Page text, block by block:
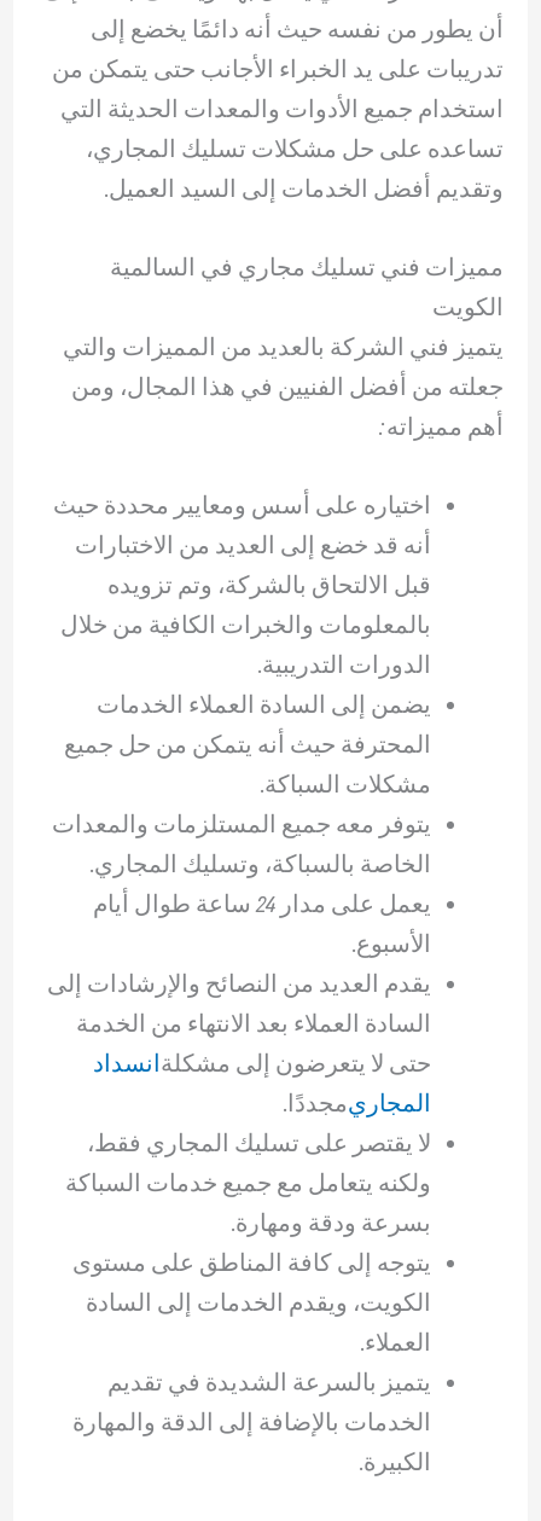
أن يطور من نفسه حيث أنه دائمًا يخضع إلى
تدريبات على يد الخبراء الأجانب حتى يتمكن من
استخدام جميع الأدوات والمعدات الحديثة التي
تساعده على حل مشكلات تسليك المجاري،
وتقديم أفضل الخدمات إلى السيد العميل.
مميزات فني تسليك مجاري في السالمية
الكويت
يتميز فني الشركة بالعديد من المميزات والتي
جعلته من أفضل الفنيين في هذا المجال، ومن
أهم مميزاته:
اختياره على أسس ومعايير محددة حيث
أنه قد خضع إلى العديد من الاختبارات
قبل الالتحاق بالشركة، وتم تزويده
بالمعلومات والخبرات الكافية من خلال
الدورات التدريبية.
يضمن إلى السادة العملاء الخدمات
المحترفة حيث أنه يتمكن من حل جميع
مشكلات السباكة.
يتوفر معه جميع المستلزمات والمعدات
الخاصة بالسباكة، وتسليك المجاري.
يعمل على مدار 24 ساعة طوال أيام
الأسبوع.
يقدم العديد من النصائح والإرشادات إلى
السادة العملاء بعد الانتهاء من الخدمة
حتى لا يتعرضون إلى مشكلةانسداد
المجاريمجددًا.
لا يقتصر على تسليك المجاري فقط،
ولكنه يتعامل مع جميع خدمات السباكة
بسرعة ودقة ومهارة.
يتوجه إلى كافة المناطق على مستوى
الكويت، ويقدم الخدمات إلى السادة
العملاء.
يتميز بالسرعة الشديدة في تقديم
الخدمات بالإضافة إلى الدقة والمهارة
الكبيرة.